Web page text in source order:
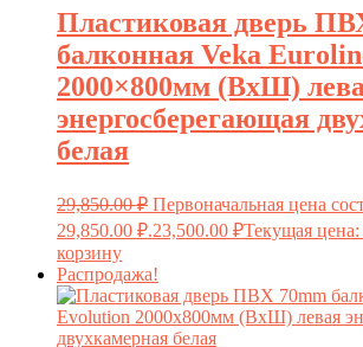
Пластиковая дверь
балконная Veka
2000×800мм (ВхШ)
энергосберегающая
белая
29,850.00₽ Первоначальная цена
29,850.00 ₽.23,500.00 ₽Текущая
корзину
Распродажа!